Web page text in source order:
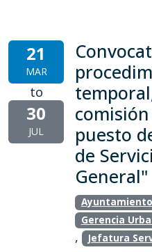
21
MAR
to
30
JUL
puesto
de
General"
Gerencia
, Jefatura